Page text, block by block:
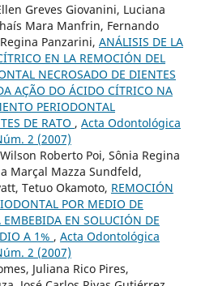
Greves Giovanini, Luciana
Mara Manfrin, Fernando
Panzarini, ANÁLISIS DE LA
EN LA REMOCIÓN DEL
NECROSADO DE DIENTES
AÇÃO DO ÁCIDO CÍTRICO NA
PERIODONTAL
DE RATO , Acta Odontológica
2 (2007)
Roberto Poi, Sônia Regina
Marçal Mazza Sundfeld,
Tetuo Okamoto, REMOCIÓN
POR MEDIO DE
EN SOLUCIÓN DE
A 1% , Acta Odontológica
2 (2007)
Juliana Rico Pires,